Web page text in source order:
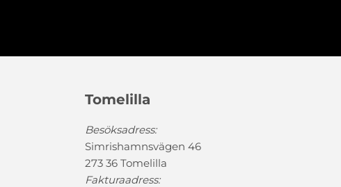
Tomelilla
Besöksadress:
Simrishamnsvägen 46
273 36 Tomelilla
Fakturaadress: